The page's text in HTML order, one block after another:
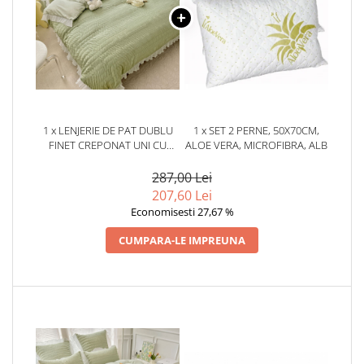
1 x LENJERIE DE PAT DUBLU
FINET CREPONAT UNI CU
1 x SET 2 PERNE, 50X70CM,
ALOE VERA, MICROFIBRA, ALB
287,00 Lei
207,60 Lei
Economisesti 27,67 %
CUMPARA-LE IMPREUNA